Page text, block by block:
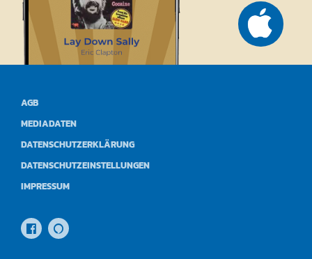
AGB
MEDIADATEN
DATENSCHUTZERKLÄRUNG
DATENSCHUTZEINSTELLUNGEN
IMPRESSUM